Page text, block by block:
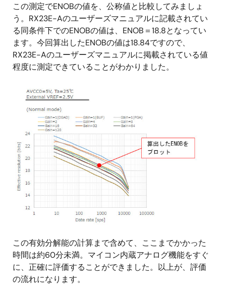
この測定でENOBの値を、公称値と比較してみましょ
う。RX23E-Aのユーザーズマニュアルに記載されてい
る同条件下でのENOBの値は、ENOB＝18.8となってい
ます。今回算出したENOBの値は18.84ですので、
RX23E-Aのユーザーズマニュアルに掲載されている値
程度に測定できていることがわかりました。
この有効分解能の計算まで含めて、ここまでかかった
時間は約60分未満。マイコン内蔵アナログ機能をすぐ
に、正確に評価することができました。以上が、評価
の流れになります。